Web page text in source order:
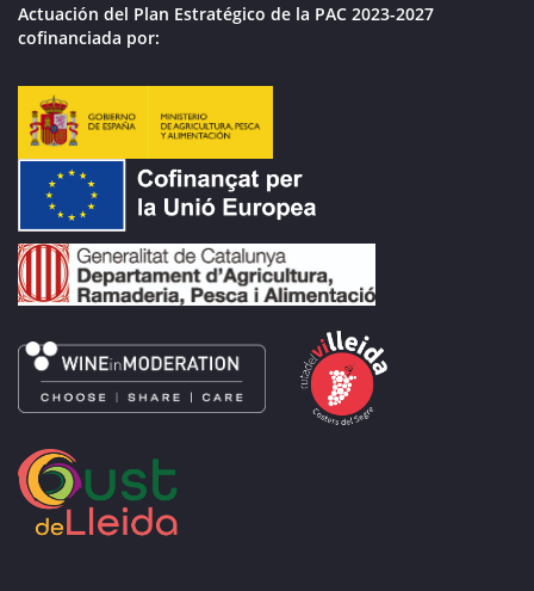
Actuación del Plan Estratégico de la PAC 2023-2027
cofinanciada por: